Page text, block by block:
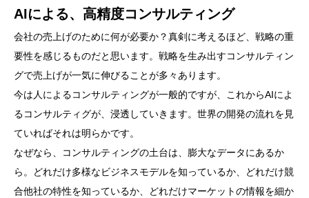
AIによる、高精度コンサルティング
会社の売上げのために何が必要か？真剣に考えるほど、戦略の重
要性を感じるものだと思います。戦略を生み出すコンサルティン
グで売上げが一気に伸びることが多々あります。
今は人によるコンサルティングが一般的ですが、これからAIによ
るコンサルティグが、浸透していきます。世界の開発の流れを見
ていればそれは明らかです。
なぜなら、コンサルティングの土台は、膨大なデータにあるか
ら。どれだけ多様なビジネスモデルを知っているか、どれだけ競
合他社の特性を知っているか、どれだけマーケットの情報を細か